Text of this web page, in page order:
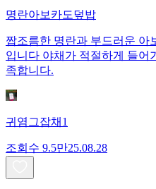
명란아보카도덮밥
짭조름한 명란과 부드러운 아
입니다 야채가 적절하게 들어
족합니다.
귀염그잡채1
조회수 9.5만25.08.28